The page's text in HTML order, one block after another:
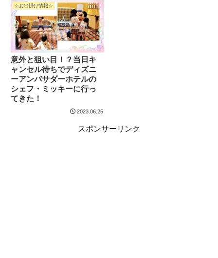
☆お出掛け情報☆
意外と狙い目！？当日キ
ャンセル待ちでディズニ
ーアンバサダーホテルの
シェフ・ミッキーに行っ
てきた！
2023.06.25
スポンサーリンク